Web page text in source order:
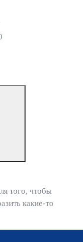
того, чтобы
какие-то